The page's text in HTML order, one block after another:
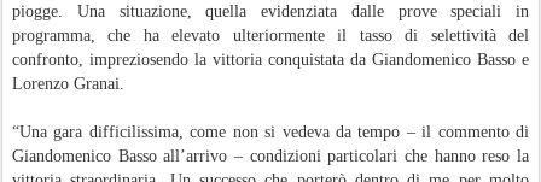
piogge. Una situazione, quella evidenziata dalle prove speciali in
programma, che ha elevato ulteriormente il tasso di selettività del
confronto, impreziosendo la vittoria conquistata da Giandomenico Basso e
Lorenzo Granai.
“Una gara difficilissima, come non si vedeva da tempo – il commento di
Giandomenico Basso all’arrivo – condizioni particolari che hanno reso la